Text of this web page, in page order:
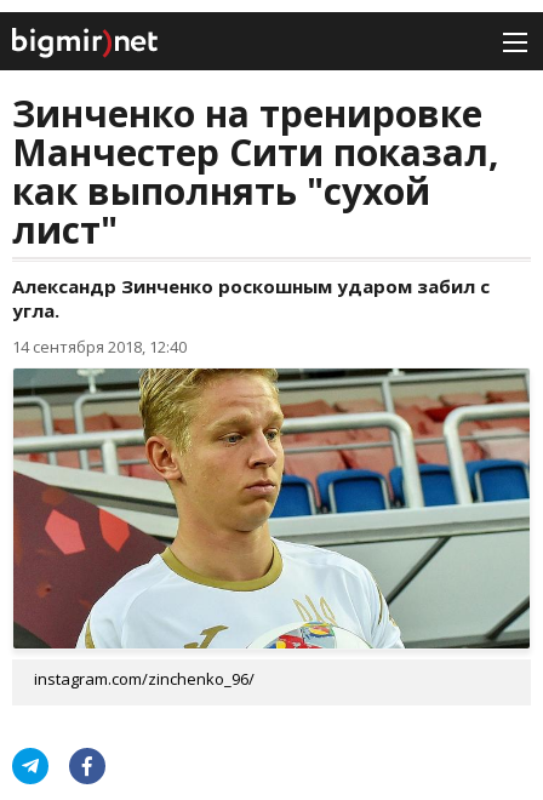
Зинченко на тренировке
Манчестер Сити показал,
как выполнять "сухой
лист"
Александр Зинченко роскошным ударом забил с
угла.
14 сентября 2018, 12:40
instagram.com/zinchenko_96/